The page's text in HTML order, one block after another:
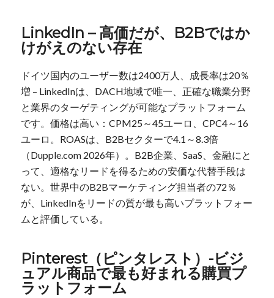
LinkedIn – 高価だが、B2Bではか
けがえのない存在
ドイツ国内のユーザー数は2400万人、成長率は20％
増 – LinkedInは、DACH地域で唯一、正確な職業分野
と業界のターゲティングが可能なプラットフォーム
です。価格は高い：CPM25～45ユーロ、CPC4～16
ユーロ。ROASは、B2Bセクターで4.1～8.3倍
（Dupple.com 2026年）。B2B企業、SaaS、金融にと
って、適格なリードを得るための安価な代替手段は
ない。世界中のB2Bマーケティング担当者の72％
が、LinkedInをリードの質が最も高いプラットフォー
ムと評価している。
Pinterest（ピンタレスト）-ビジ
ュアル商品で最も好まれる購買プ
ラットフォーム